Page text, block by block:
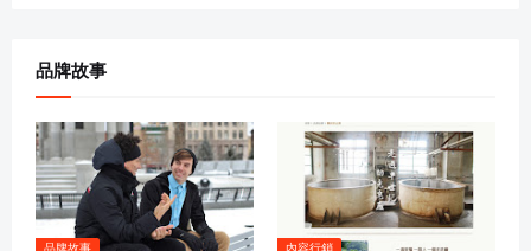
品牌故事
品牌故事 內容行銷